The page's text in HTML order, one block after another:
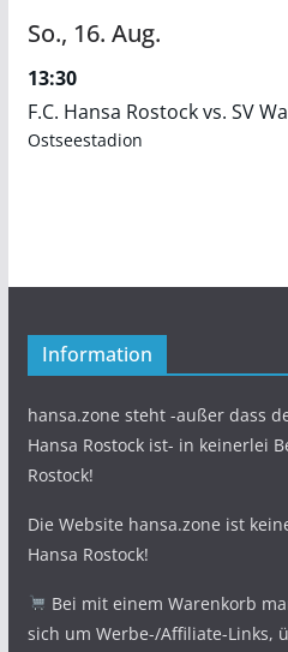
So., 16. Aug.
13:30
F.C. Hansa Rostock vs. SV
Ostseestadion
Information
hansa.zone steht -außer dass
Hansa Rostock ist- in keinerlei
Rostock!
Die Website hansa.zone ist
Hansa Rostock!
Bei mit einem Warenkorb
sich um Werbe-/Affiliate-Links,